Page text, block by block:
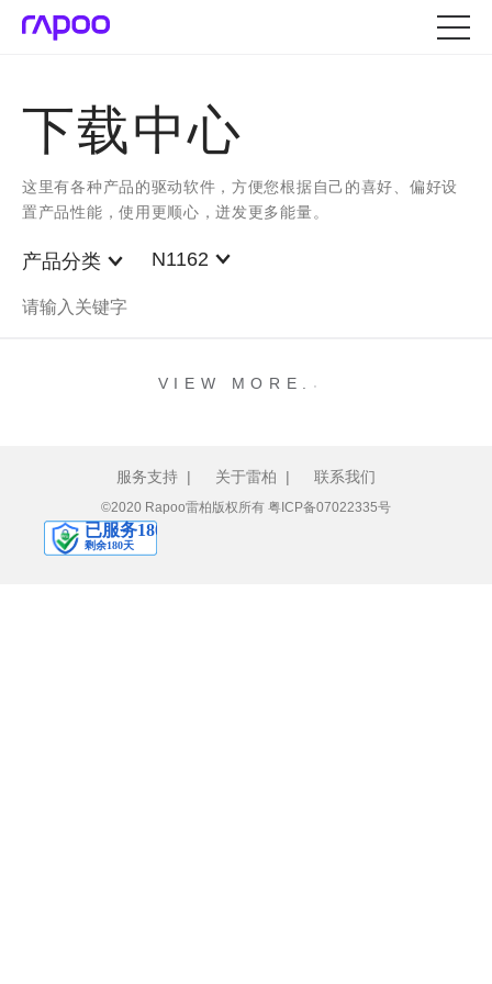
下载中心
这里有各种产品的驱动软件，方便您根据自己的喜好、偏好设
置产品性能，使用更顺心，迸发更多能量。
产品分类 N1162
VIEW MORE . .
服务支持 | 关于雷柏 | 联系我们
©2020 Rapoo雷柏版权所有 粤ICP备07022335号